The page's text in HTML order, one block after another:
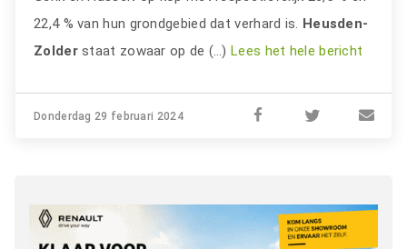
22,4 % van hun grondgebied dat verhard is. Heusden-
Zolderstaat zowaar op de (…)Lees het hele bericht
Donderdag 29 februari 2024